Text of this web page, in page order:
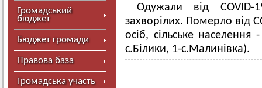
Громадський
бюджет
Бюджет громади
Правова база
Громадська участь
Одужали від COVID-
захворілих. Померло від
осіб, сільське населення
с.Білики, 1-с.Малинівка).